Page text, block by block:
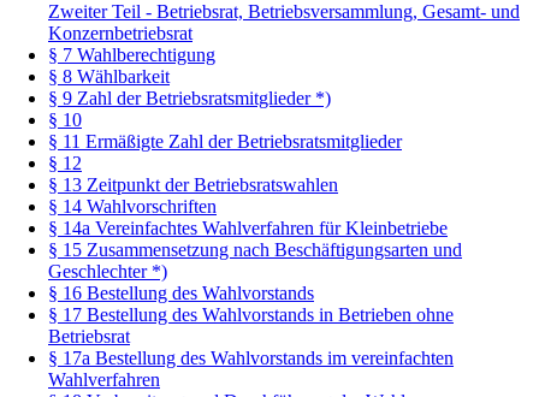
Zweiter Teil - Betriebsrat, Betriebsversammlung, Gesamt- und
Konzernbetriebsrat
§ 7 Wahlberechtigung
§ 8 Wählbarkeit
§ 9 Zahl der Betriebsratsmitglieder *)
§ 10
§ 11 Ermäßigte Zahl der Betriebsratsmitglieder
§ 12
§ 13 Zeitpunkt der Betriebsratswahlen
§ 14 Wahlvorschriften
§ 14a Vereinfachtes Wahlverfahren für Kleinbetriebe
§ 15 Zusammensetzung nach Beschäftigungsarten und
Geschlechter *)
§ 16 Bestellung des Wahlvorstands
§ 17 Bestellung des Wahlvorstands in Betrieben ohne
Betriebsrat
§ 17a Bestellung des Wahlvorstands im vereinfachten
Wahlverfahren